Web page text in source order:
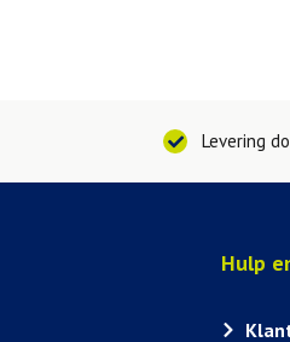
Levering
Hulp